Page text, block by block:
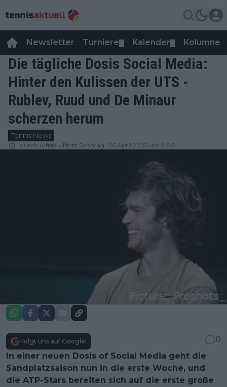
Newsletter Turniere Kalender Kolumnen
Die tägliche Dosis Social Media:
Hinter den Kulissen der UTS -
Rublev, Ruud und De Minaur
scherzen herum
Tennis News
durch Alfred Ulferts Sonntag, 06 April 2025 um 9:00
Folgt uns auf Google!
0
In einer neuen Dosis of Social Media geht die
Sandplatzsaison nun in die erste Woche, und
die ATP-Stars bereiten sich auf die erste große